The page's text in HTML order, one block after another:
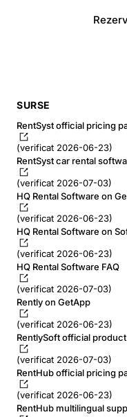
SURSE
RentSyst official pricing
(verificat 2026-06-23)
RentSyst car rental
(verificat 2026-07-03)
HQ Rental Software on
(verificat 2026-06-23)
HQ Rental Software on
(verificat 2026-06-23)
HQ Rental Software FAQ
(verificat 2026-07-03)
Rently on GetApp
(verificat 2026-06-23)
RentlySoft official
(verificat 2026-07-03)
RentHub official pricing
(verificat 2026-06-23)
RentHub multilingual